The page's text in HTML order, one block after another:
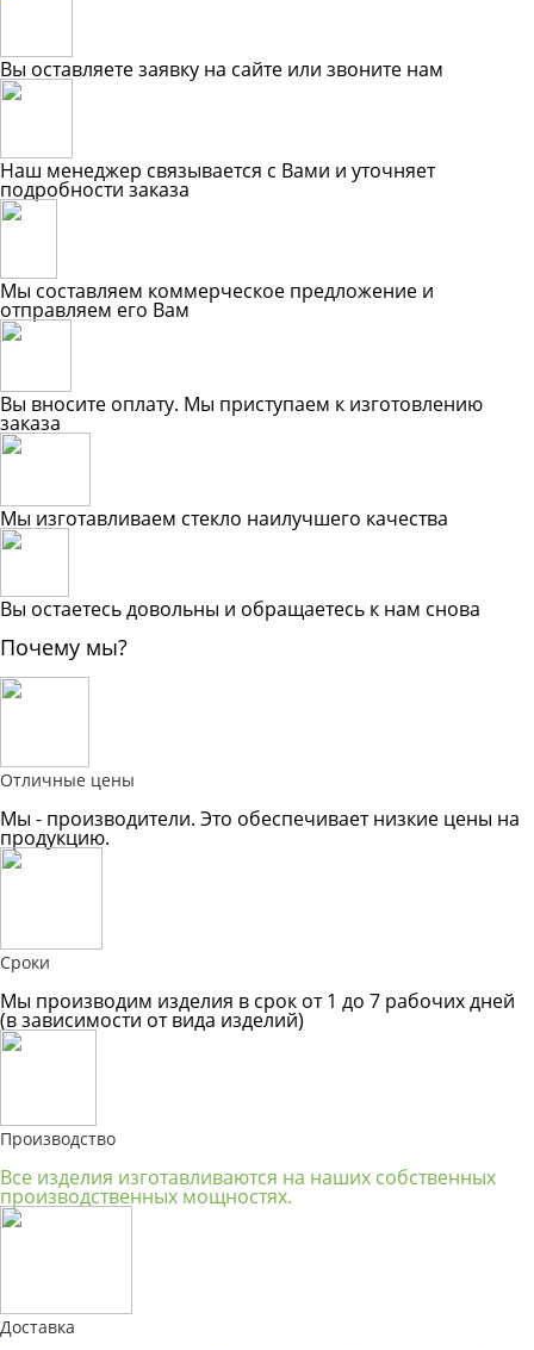
Вы оставляете заявку на сайте или звоните нам
Наш менеджер связывается с Вами и уточняет
подробности заказа
Мы составляем коммерческое предложение и
отправляем его Вам
Вы вносите оплату. Мы приступаем к изготовлению
заказа
Мы изготавливаем стекло наилучшего качества
Вы остаетесь довольны и обращаетесь к нам снова
Почему мы?
Отличные цены
Мы - производители. Это обеспечивает низкие цены на
продукцию.
Сроки
Мы производим изделия в срок от 1 до 7 рабочих дней
(в зависимости от вида изделий)
Производство
Все изделия изготавливаются на наших собственных
производственных мощностях.
Доставка